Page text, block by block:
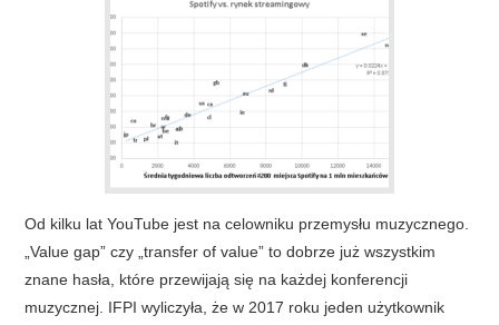
Od kilku lat YouTube jest na celowniku przemysłu muzycznego.
„Value gap” czy „transfer of value” to dobrze już wszystkim
znane hasła, które przewijają się na każdej konferencji
muzycznej. IFPI wyliczyła, że w 2017 roku jeden użytkownik